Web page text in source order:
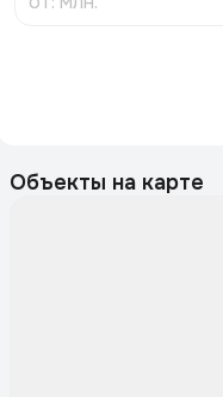
Объекты на карте